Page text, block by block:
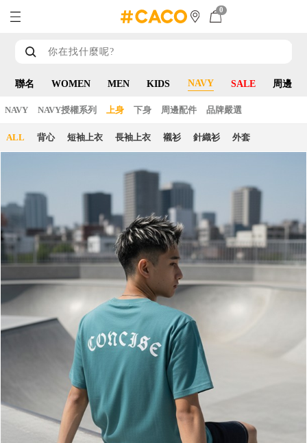
0
聯名 WOMEN MEN KIDS NAVY SALE 周邊
NAVY NAVY授權系列 上身 下身 周邊配件 品牌嚴選
ALL 背心 短袖上衣 長袖上衣 襯衫 針織衫 外套